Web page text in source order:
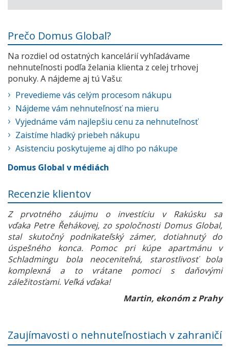
Prečo Domus Global?
Na rozdiel od ostatných kancelárií vyhľadávame
nehnuteľnosti podľa želania klienta z celej trhovej
ponuky. A nájdeme aj tú Vašu:
Prevedieme vás celým procesom nákupu
Nájdeme vám nehnuteľnosť na mieru
Vyjednáme vám najlepšiu cenu za nehnuteľnosť
Zaistíme hladký priebeh nákupu
Asistenciu poskytujeme aj dlho po nákupe
Domus Global v médiách
Recenzie klientov
Z prvotného záujmu o investíciu v Rakúsku sa
vďaka Petre Řehákovej, zo spoločnosti Domus Global,
stal skutočný podnikateľský zámer, dotiahnutý do
úspešného konca. Pomoc pri kúpe apartmánu v
Schladmingu bola neoceniteľná, starostlivosť bola
komplexná a to vrátane pomoci s daňovými
záležitosťami. Veľká vďaka!
Martin, ekonóm z Prahy
Zaujímavosti o nehnuteľnostiach v zahraničí